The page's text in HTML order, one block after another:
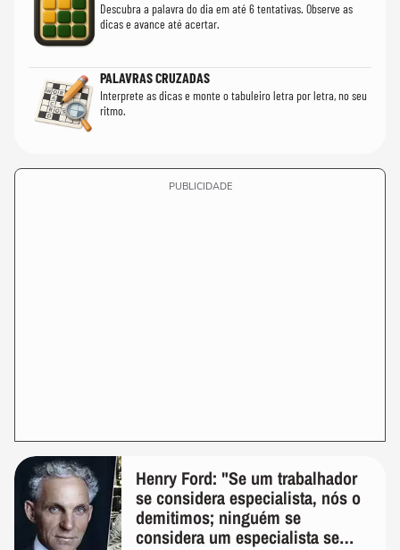
Descubra a palavra do dia em até 6 tentativas. Observe as
dicas e avance até acertar.
PALAVRAS CRUZADAS
Interprete as dicas e monte o tabuleiro letra por letra, no seu
ritmo.
PUBLICIDADE
Henry Ford: "Se um trabalhador
se considera especialista, nós o
demitimos; ninguém se
considera um especialista se